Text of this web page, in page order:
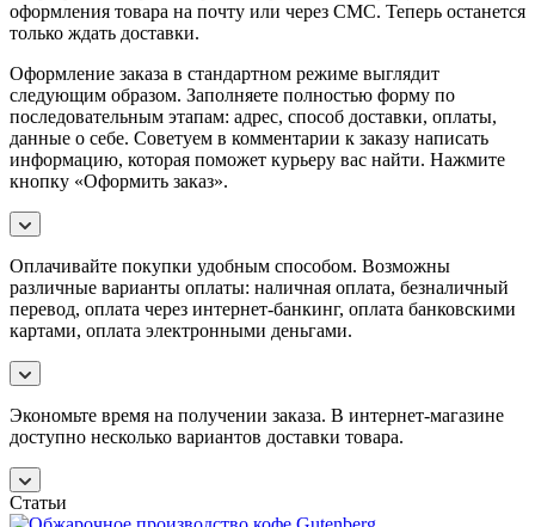
оформления товара на почту или через СМС. Теперь останется
только ждать доставки.
Оформление заказа в стандартном режиме выглядит
следующим образом. Заполняете полностью форму по
последовательным этапам: адрес, способ доставки, оплаты,
данные о себе. Советуем в комментарии к заказу написать
информацию, которая поможет курьеру вас найти. Нажмите
кнопку «Оформить заказ».
Оплачивайте покупки удобным способом. Возможны
различные варианты оплаты: наличная оплата, безналичный
перевод, оплата через интернет-банкинг, оплата банковскими
картами, оплата электронными деньгами.
Экономьте время на получении заказа. В интернет-магазине
доступно несколько вариантов доставки товара.
Статьи